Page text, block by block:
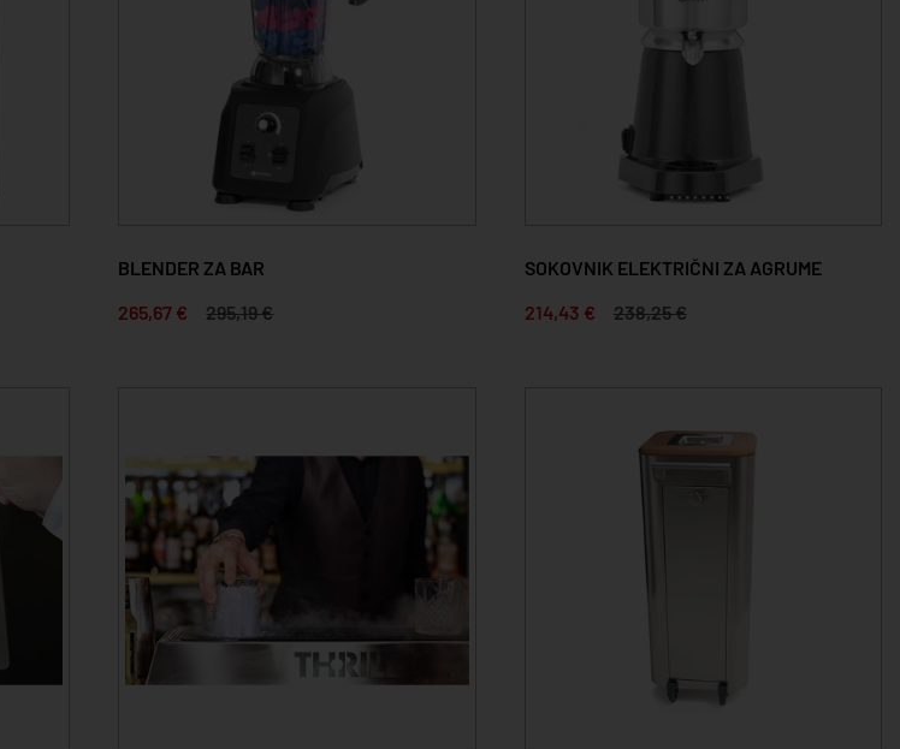
BLENDER ZA BAR
265,67 €
295,19 €
SOKOVNIK ELEKTRIČNI ZA AGRUME
214,43 €
238,25 €